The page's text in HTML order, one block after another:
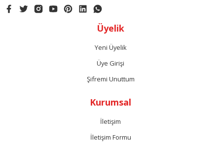
Gönder
Üyelik
Yeni Üyelik
Üye Girişi
Şifremi Unuttum
Kurumsal
İletişim
İletişim Formu